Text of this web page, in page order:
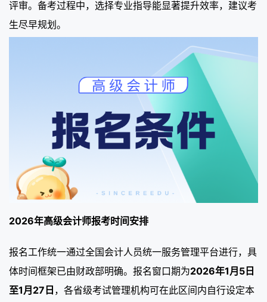
评审。备考过程中，选择专业指导能显著提升效率，建议考
生尽早规划。
2026年高级会计师报考时间安排
报名工作统一通过全国会计人员统一服务管理平台进行，具
体时间框架已由财政部明确。报名窗口期为2026年1月5日
至1月27日 ，各省级考试管理机构可在此区间内自行设定本